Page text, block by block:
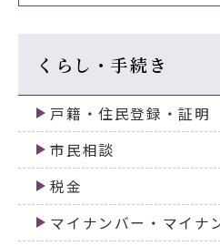
くらし・手続き
戸籍・住民登録・証明
市民相談
税金
マイナンバー・マイナ